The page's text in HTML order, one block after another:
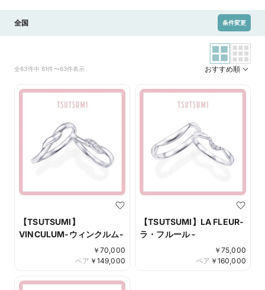
全国 条件変更
全63件中 61件〜63件表示 おすすめ順
【TSUTSUMI】
VINCULUM-ウィンクルム-
￥ 70,000
￥ 149,000
ペア
【TSUTSUMI】LA FLEUR-
ラ・フルール -
￥ 75,000
￥ 160,000
ペア